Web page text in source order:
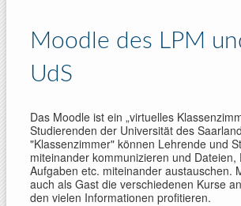
Moodle des LPM
UdS
Das Moodle ist ein „virtuelles
Studierenden der Universität des
"Klassenzimmer" können Lehrende und
miteinander kommunizieren und Dateien,
Aufgaben etc. miteinander austauschen.
auch als Gast die verschiedenen Kurse
den vielen Informationen profitieren.